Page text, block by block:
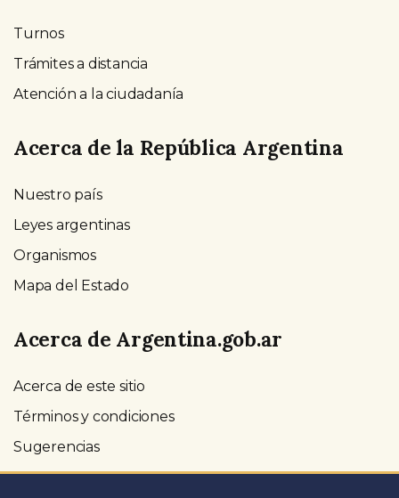
Turnos
Trámites a distancia
Atención a la ciudadanía
Acerca de la República Argentina
Nuestro país
Leyes argentinas
Organismos
Mapa del Estado
Acerca de Argentina.gob.ar
Acerca de este sitio
Términos y condiciones
Sugerencias